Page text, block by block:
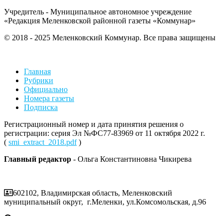
Учредитель - Муниципальное автономное учреждение
«Редакция Меленковской районной газеты «Коммунар»
© 2018 - 2025 Меленковский Коммунар. Все права защищены
Главная
Рубрики
Официально
Номера газеты
Подписка
Регистрационный номер и дата принятия решения о
регистрации: серия Эл №ФС77-83969 от 11 октября 2022 г.
( smi_extract_2018.pdf)
Главный редактор - Ольга Константиновна Чикирева
602102, Владимирская область, Меленковский
муниципальный округ, г.Меленки, ул.Комсомольская, д.96